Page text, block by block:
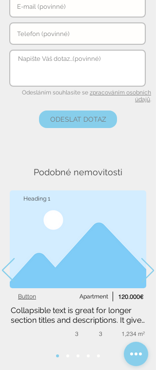
Odesláním souhlasíte se zpracováním osobních
údajů.
ODESLAT DOTAZ
Podobné nemovitosti
Heading 1
Apartment
Button 120.000€
Collapsible text is great for longer
section titles and descriptions. It gives
people access to all the info they
need, while keeping your layout
clean. Link your text to anything, or
set your text box to expand on click.
3 3 1,234 m²